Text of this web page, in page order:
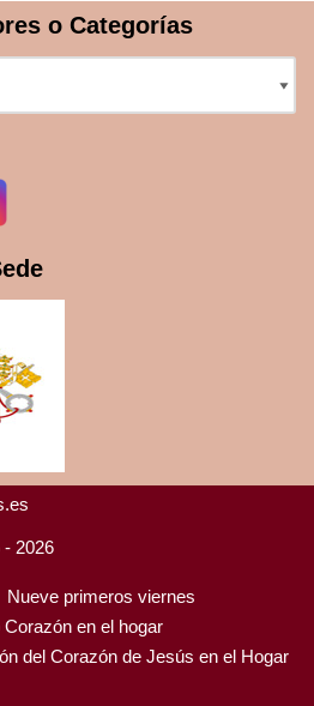
o Categorías
2026
Nueve primeros viernes
en el hogar
del Corazón de Jesús en el Hogar